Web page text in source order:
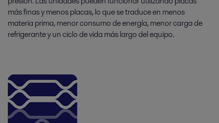
más finas y menos placas, lo que se traduce en menos
materia prima, menor consumo de energía, menor carga de
refrigerante y un ciclo de vida más largo del equipo.